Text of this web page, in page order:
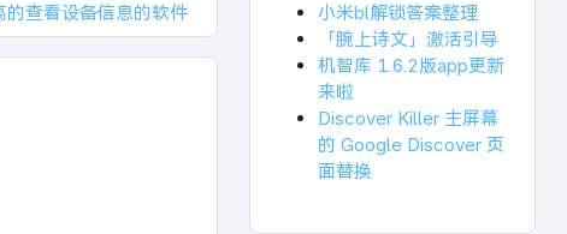
的查看设备信息的软件
小米bl解锁答案整理
「腕上诗文」激活引导
机智库 1.6.2版app更新
来啦
Discover Killer 主屏幕
的 Google Discover 页
面替换